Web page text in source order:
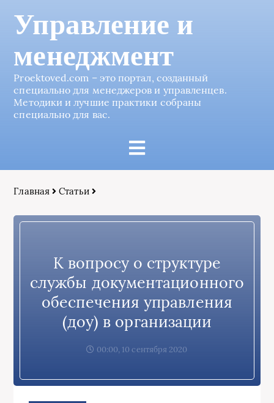
Управление и
менеджмент
Proektoved.com – это портал, созданный
специально для менеджеров и управленцев.
Методики и лучшие практики собраны
специально для вас.
Главная Статьи
К вопросу о структуре
службы документационного
обеспечения управления
(доу) в организации
00:00, 10 сентября 2020